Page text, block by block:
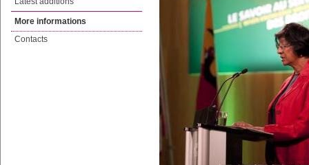
More informations
Contacts